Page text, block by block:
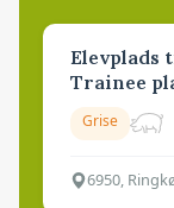
Elevplads
Trainee
Grise
6950,